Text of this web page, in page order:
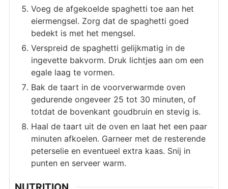
Voeg de afgekoelde spaghetti toe aan het
eiermengsel. Zorg dat de spaghetti goed
bedekt is met het mengsel.
Verspreid de spaghetti gelijkmatig in de
ingevette bakvorm. Druk lichtjes aan om een
egale laag te vormen.
Bak de taart in de voorverwarmde oven
gedurende ongeveer 25 tot 30 minuten, of
totdat de bovenkant goudbruin en stevig is.
Haal de taart uit de oven en laat het een paar
minuten afkoelen. Garneer met de resterende
peterselie en eventueel extra kaas. Snij in
punten en serveer warm.